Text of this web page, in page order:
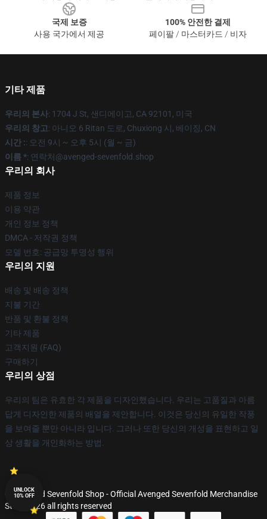
국제 보증
사용 국가에서 제공
100% 안전한 결제
페이팔 / 마스터카드 / 비자
기타 제품
우리의 본사: 1704 J St, 샌디에이고, CA 92101, 미국
우리의 창고: 아니오 6 Ritan 도로, Chuxiong 시, 베이징, CN
시간 :: 오전 9시 ~ 오후 5시 (월 ~ 금)
이름 *: 연락처@avenged-sevenfold.shop
우리의 회사
제품 정보
이용 약관
개인 정보 정책
DMCA - 저작권 정책
모델 번호: 공급망 투명성 행위
우리의 지원
배송 및 배송 정책
지불 기간
반품 및 환불 정책
기타 제품
고객지원 (FAQ)
구매하기
우리의 상점
우리의 팀은 유효한 각 제품을 디자인했습니다. 우리는 고품질과 아름
답게 디자인한 제품의 배열을 제안합니다. 이것은 당신의 유일한 작풍
을 보여줄 뿐만 아니라 입니다. 그러나 또한 당신의 개성을 표현하고 일
상 생활을 개인화하는 방법.
© Avenged Sevenfold Shop - Official Avenged Sevenfold Merchandise
Store 2026 all rights reserved
UNLOCK
10% OFF